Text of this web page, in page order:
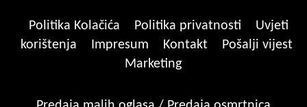
Politika Kolačića Politika privatnosti
Uvjeti
korištenja
Impresum Kontakt
Pošalji vijest
Marketing